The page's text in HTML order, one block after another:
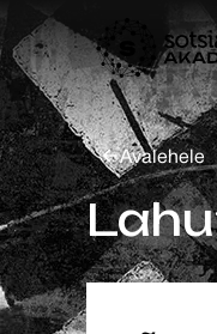
Avalehele